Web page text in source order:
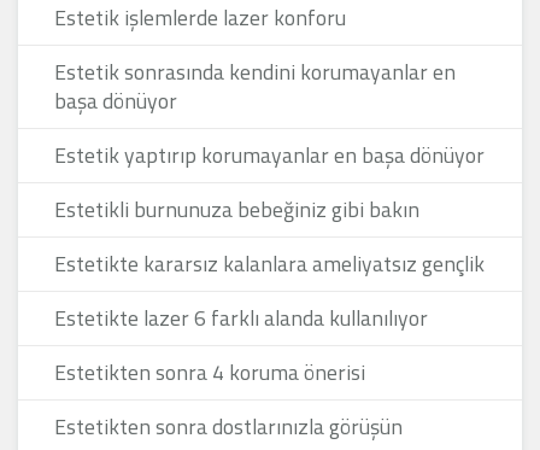
Estetik işlemlerde lazer konforu
Estetik sonrasında kendini korumayanlar en
başa dönüyor
Estetik yaptırıp korumayanlar en başa dönüyor
Estetikli burnunuza bebeğiniz gibi bakın
Estetikte kararsız kalanlara ameliyatsız gençlik
Estetikte lazer 6 farklı alanda kullanılıyor
Estetikten sonra 4 koruma önerisi
Estetikten sonra dostlarınızla görüşün